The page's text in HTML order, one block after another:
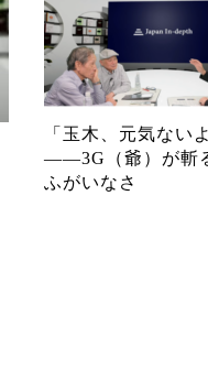
「玉木、元気ない
――3G（爺）が斬
ふがいなさ